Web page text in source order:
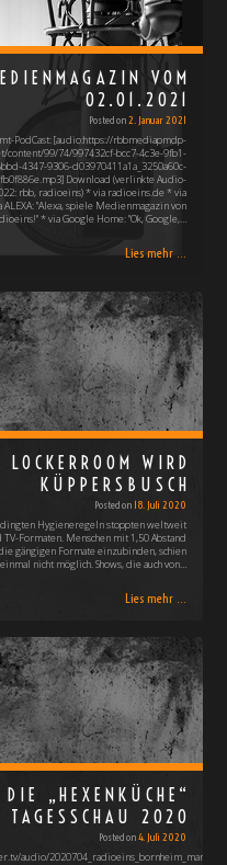
VOM
02.01.2021
Posted on2. Januar 2021
PodCast: [audio:https://rbbmediapmdp-
content/99/74/997432cf-bcc7-4c3e-9fb1-
4347-9306-d03970411a1a_3250a60c-
Download (verlinkte Audio-
rbb, radioeins) * via radioeins.de * via
ALEXA: "Alexa, spiele Medienmagazin von
* via Google Home: "Ok, Google,…
Lies mehr ...
LOCKERROOM WIRD
KÜPPERSBUSCH
Posted on 18. Juli 2020
Hygieneregeln stoppten weltweit
Formaten. Menschen mit 1,50 Abstand
gängigen Formate einzubinden, schien
nicht möglich. Shows, die auch von…
Lies mehr ...
„HEXENKÜCHE“
TAGESSCHAU 2020
Posted on4. Juli 2020
audio/